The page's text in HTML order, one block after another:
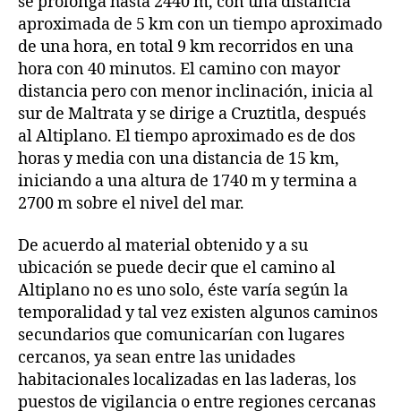
aproximada de 5 km con un tiempo aproximado
de una hora, en total 9 km recorridos en una
hora con 40 minutos. El camino con mayor
distancia pero con menor inclinación, inicia al
sur de Maltrata y se dirige a Cruztitla, después
al Altiplano. El tiempo aproximado es de dos
horas y media con una distancia de 15 km,
iniciando a una altura de 1740 m y termina a
2700 m sobre el nivel del mar.
De acuerdo al material obtenido y a su
ubicación se puede decir que el camino al
Altiplano no es uno solo, éste varía según la
temporalidad y tal vez existen algunos caminos
secundarios que comunicarían con lugares
cercanos, ya sean entre las unidades
habitacionales localizadas en las laderas, los
puestos de vigilancia o entre regiones cercanas